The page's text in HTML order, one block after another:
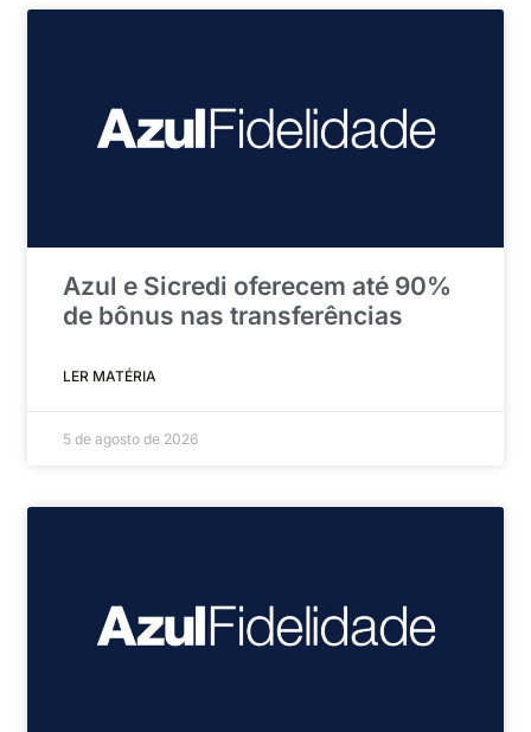
Azul e Sicredi oferecem até 90%
de bônus nas transferências
LER MATÉRIA
5 de agosto de 2026